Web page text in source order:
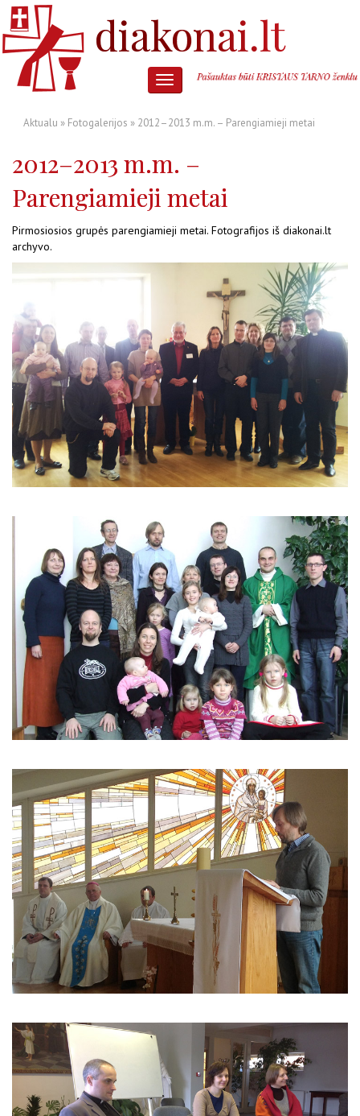
Aktualu » Fotogalerijos » 2012–2013 m.m. – Parengiamieji metai
2012–2013 m.m. –
Parengiamieji metai
Pirmosiosios grupės parengiamieji metai. Fotografijos iš diakonai.lt
archyvo.